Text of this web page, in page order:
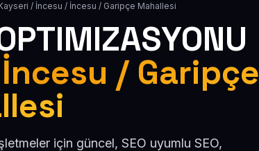
/ İncesu / İncesu / Garipçe Mahallesi
/ Garipçe
için güncel, SEO uyumlu SEO,